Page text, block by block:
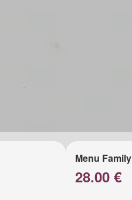
Menu Family
28.00 €